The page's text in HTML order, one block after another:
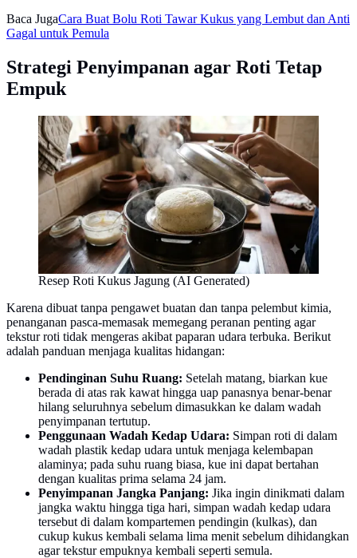
Baca JugaCara Buat Bolu Roti Tawar Kukus yang Lembut dan Anti
Gagal untuk Pemula
Strategi Penyimpanan agar Roti Tetap
Empuk
Resep Roti Kukus Jagung (AI Generated)
Karena dibuat tanpa pengawet buatan dan tanpa pelembut kimia,
penanganan pasca-memasak memegang peranan penting agar
tekstur roti tidak mengeras akibat paparan udara terbuka. Berikut
adalah panduan menjaga kualitas hidangan:
Pendinginan Suhu Ruang: Setelah matang, biarkan kue
berada di atas rak kawat hingga uap panasnya benar-benar
hilang seluruhnya sebelum dimasukkan ke dalam wadah
penyimpanan tertutup.
Penggunaan Wadah Kedap Udara: Simpan roti di dalam
wadah plastik kedap udara untuk menjaga kelembapan
alaminya; pada suhu ruang biasa, kue ini dapat bertahan
dengan kualitas prima selama 24 jam.
Penyimpanan Jangka Panjang: Jika ingin dinikmati dalam
jangka waktu hingga tiga hari, simpan wadah kedap udara
tersebut di dalam kompartemen pendingin (kulkas), dan
cukup kukus kembali selama lima menit sebelum dihidangkan
agar tekstur empuknya kembali seperti semula.